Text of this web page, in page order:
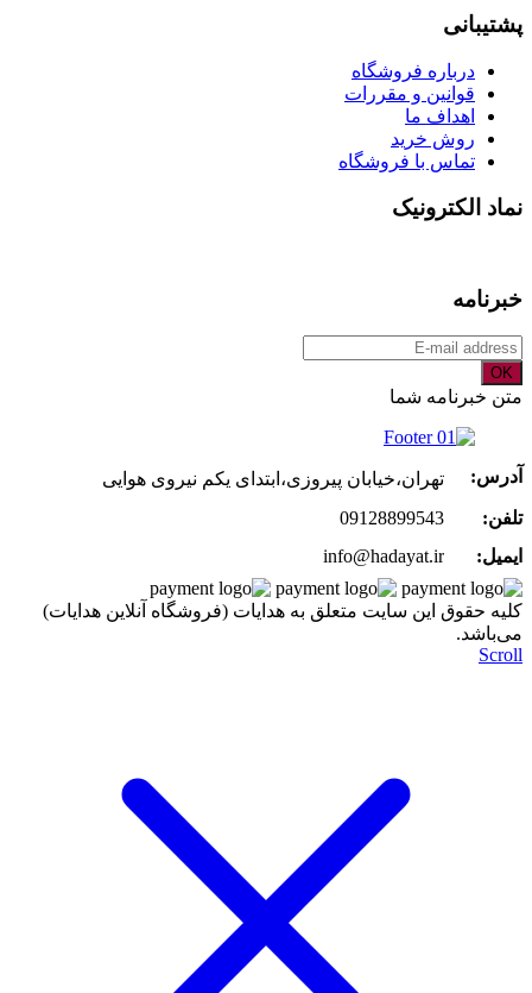
پشتیبانی
درباره فروشگاه
قوانین و مقررات
اهداف ما
روش خرید
تماس با فروشگاه
نماد الکترونیک
خبرنامه
OK
متن خبرنامه شما
آدرس:
تهران،خیابان پیروزی،ابتدای یکم نیروی هوایی
تلفن:
09128899543
ایمیل:
info@hadayat.ir
کليه حقوق اين سايت متعلق به هدایات (فروشگاه آنلاین هدایات)
می‌باشد.
Scroll